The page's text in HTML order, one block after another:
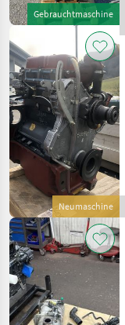
Verbrennungsmotoren
WÄHLEN
Sonstige
4
John Deere
3
Perkins
3
Deutz Fahr
2
Kubota
2
Rotax
2
Alle 10
anzeigen
Gebrauchtmaschine
Neumaschine